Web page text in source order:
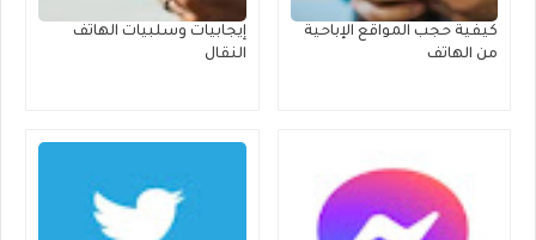
كيفية حجب المواقع الإباحية
من الهاتف
إيجابيات وسلبيات الهاتف
النقال